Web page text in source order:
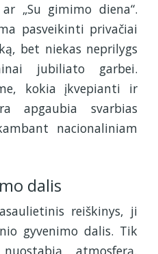
„Su gimimo diena“.
pasveikinti privačiai
bet niekas neprilygs
jubiliato garbei.
kokia įkvepianti ir
apgaubia svarbias
nacionaliniam
dalis
reiškinys, ji
gyvenimo dalis. Tik
atmosferą,